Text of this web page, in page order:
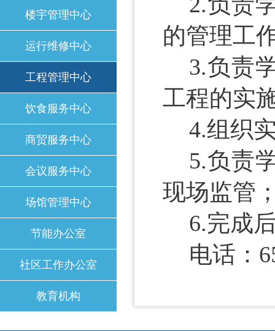
楼宇管理中心
运行维修中心
工程管理中心
饮食服务中心
商贸服务中心
会议服务中心
场馆管理中心
节能办公室
社区工作办公室
教育机构
的管理工
3.负责
工程的实
4.组织
5.负责
现场监管
6.完成
电话：